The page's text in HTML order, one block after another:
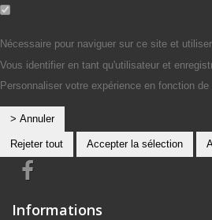
Nécessaire pour naviguer sur ce site et
Vous identifier en tant qu'utilisateur et
Personnaliser votre expérience en fonction de
> Annuler
Rejeter tout Accepter la sélection
Informations